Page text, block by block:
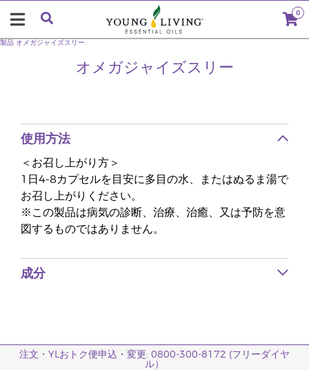
0
オメガジャイズスリー
製品 オメガジャイズスリー
使用方法
＜お召し上がり方＞
1日4-8カプセルを目安に多目の水、またはぬるま湯で
お召し上がりください。
※この製品は病気の診断、治療、治癒、又は予防を意
図するものではありません。
成分
注文・YLおトク便申込・変更: 0800-300-8172 (フリーダイヤ
ル）